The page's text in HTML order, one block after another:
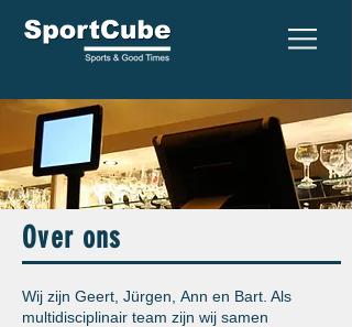
Over ons
Wij zijn Geert, Jürgen, Ann en Bart. Als
multidisciplinair team zijn wij samen